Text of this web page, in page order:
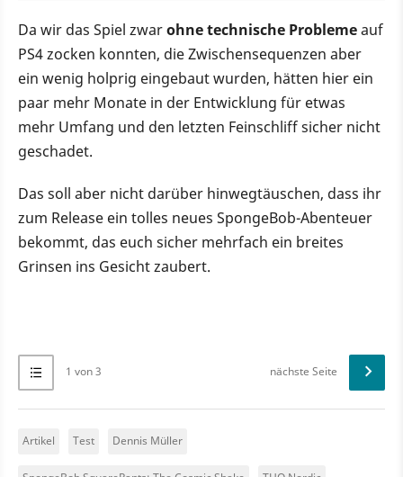
Da wir das Spiel zwarohne technische Problemeauf
PS4 zocken konnten, die Zwischensequenzen aber
ein wenig holprig eingebaut wurden, hätten hier ein
paar mehr Monate in der Entwicklung für etwas
mehr Umfang und den letzten Feinschliff sicher nicht
geschadet.
Das soll aber nicht darüber hinwegtäuschen, dass ihr
zum Release ein tolles neues SpongeBob-Abenteuer
bekommt, das euch sicher mehrfach ein breites
Grinsen ins Gesicht zaubert.
1 von 3 nächste Seite
Artikel Test Dennis Müller